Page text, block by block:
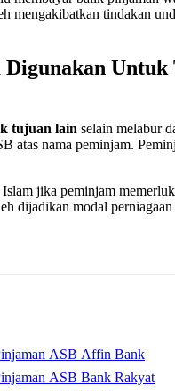
mengakibatkan tindakan
Untuk
tujuan lain selain melabur
atas nama peminjam.
jika peminjam
dijadikan modal
ASB Affin Bank
ASB Bank Rakyat